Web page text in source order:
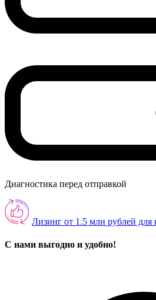
Диагностика перед отправкой
Лизинг от 1.5 млн рублей
С нами выгодно и удобно!